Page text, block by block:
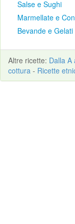
Salse e Sughi
Marmellate e
Bevande e Gelati
Altre ricette: Dalla A
cottura - Ricette